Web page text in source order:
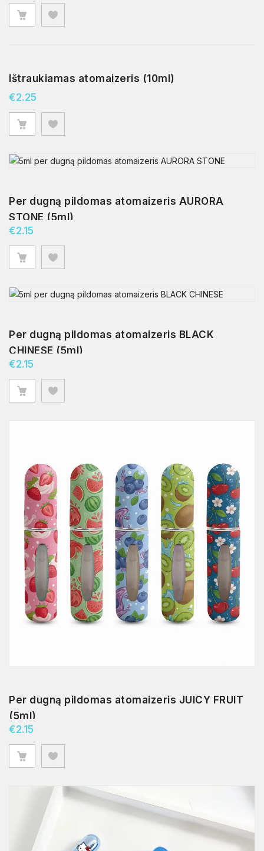
Ištraukiamas atomaizeris (10ml)
€2.25
Per dugną pildomas atomaizeris AURORA
STONE (5ml)
€2.15
Per dugną pildomas atomaizeris BLACK
CHINESE (5ml)
€2.15
Per dugną pildomas atomaizeris JUICY FRUIT
(5ml)
€2.15